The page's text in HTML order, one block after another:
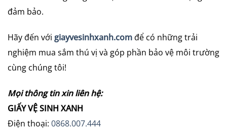
đảm bảo.
Hãy đến với giayvesinhxanh.comđể có những trải
nghiệm mua sắm thú vị và góp phần bảo vệ môi trường
cùng chúng tôi!
Mọi thông tin xin liên hệ:
GIẤY VỆ SINH XANH
Điện thoại: 0868.007.444